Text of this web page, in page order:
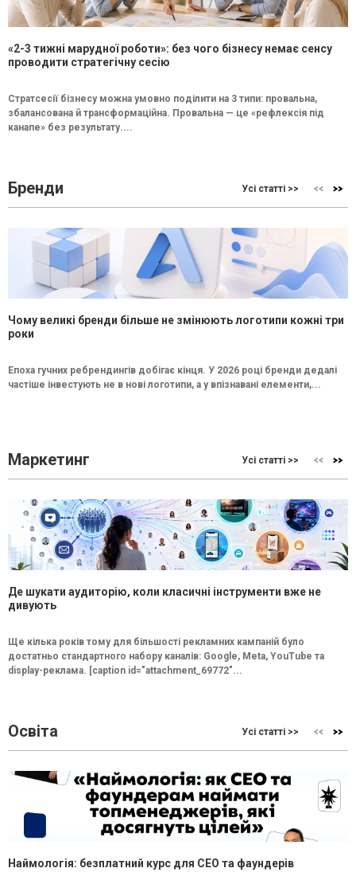
«2-3 тижні марудної роботи»: без чого бізнесу немає сенсу
проводити стратегічну сесію
Стратсесії бізнесу можна умовно поділити на 3 типи: провальна,
збалансована й трансформаційна. Провальна — це «рефлексія під
канапе» без результату....
Бренди Усі статті >>
Чому великі бренди більше не змінюють логотипи кожні три
роки
Епоха гучних ребрендингів добігає кінця. У 2026 році бренди дедалі
частіше інвестують не в нові логотипи, а у впізнавані елементи,...
Маркетинг Усі статті >>
Де шукати аудиторію, коли класичні інструменти вже не
дивують
Ще кілька років тому для більшості рекламних кампаній було
достатньо стандартного набору каналів: Google, Meta, YouTube та
display-реклама. [caption id="attachment_69772"...
Освіта Усі статті >>
Наймологія: безплатний курс для CEO та фаундерів